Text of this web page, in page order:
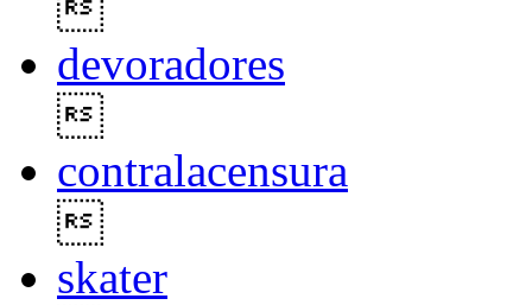
devoradores
contralacensura
skater